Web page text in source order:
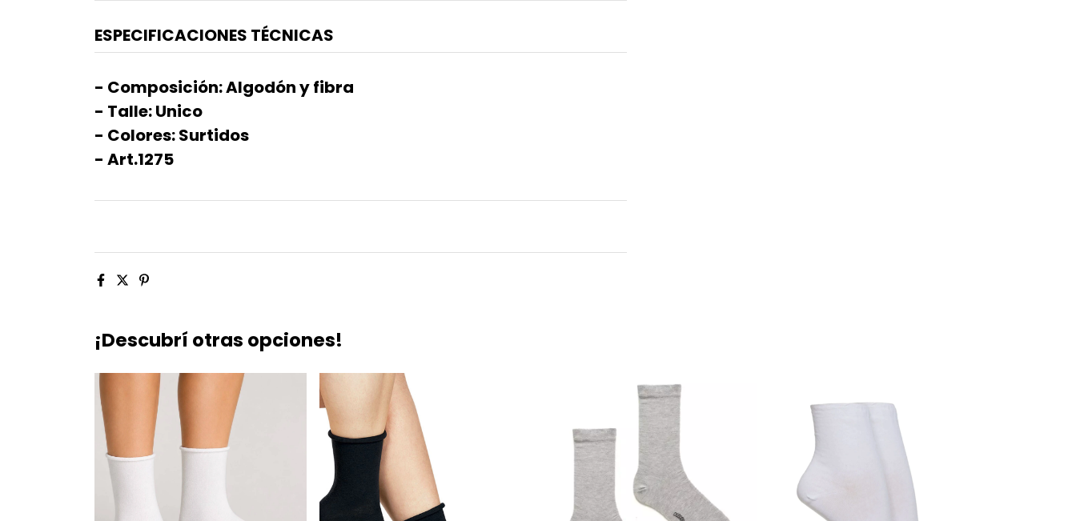
ESPECIFICACIONES TÉCNICAS
- Composición: Algodón y fibra
- Talle: Unico
- Colores: Surtidos
- Art.1275
¡Descubrí otras opciones!